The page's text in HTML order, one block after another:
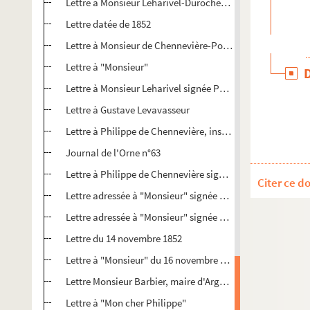
Lettre datée de 1852
Lettre à Monsieur de Chennevière-Pointet, inspecteur des
Lettre à "Monsieur"
Lettre à Monsieur Leharivel signée Ph. de Chennevière
Lettre à Gustave Levavasseur
Lettre à Philippe de Chennevière, inspecteur des musées
Journal de l'Orne n°63
Lettre à Philippe de Chennevière signée Leharivel
Lettre adressée à "Monsieur" signée Comte de Vigneral
Lettre adressée à "Monsieur" signée Comte de Vigneral
Lettre du 14 novembre 1852
Lettre à "Monsieur" du 16 novembre 1852
Lettre Monsieur Barbier, maire d'Argentan signée Ph. de
Lettre à "Mon cher Philippe"
Citer ce